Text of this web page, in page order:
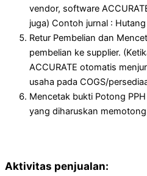
vendor, software
juga) Contoh jurnal :
Retur Pembelian dan
pembelian ke supplier.
ACCURATE otomatis
usaha pada COGS/
Mencetak bukti Potong
yang diharuskan memotong
Aktivitas penjualan: